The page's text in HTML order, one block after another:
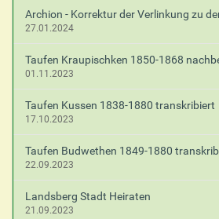
Archion - Korrektur der Verlinkung zu
27.01.2024
Taufen Kraupischken 1850-1868
01.11.2023
Taufen Kussen 1838-1880 transkribiert
17.10.2023
Taufen Budwethen 1849-1880
22.09.2023
Landsberg Stadt Heiraten
21.09.2023